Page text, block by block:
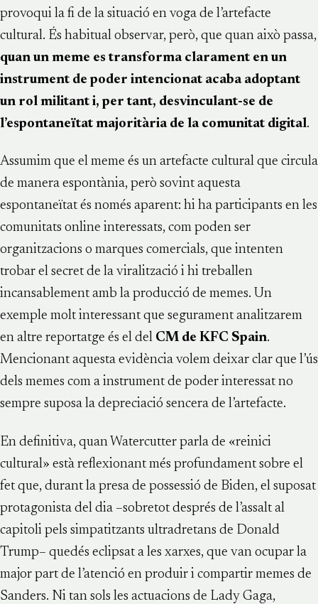
provoqui la fi de la situació en voga de l’artefacte
cultural. És habitual observar, però, que quan això passa,
quan un meme es transforma clarament en un
instrument de poder intencionat acaba adoptant
un rol militant i, per tant, desvinculant-se de
l’espontaneïtat majoritària de la comunitat digital.
Assumim que el meme és un artefacte cultural que circula
de manera espontània, però sovint aquesta
espontaneïtat és només aparent: hi ha participants en les
comunitats online interessats, com poden ser
organitzacions o marques comercials, que intenten
trobar el secret de la viralització i hi treballen
incansablement amb la producció de memes. Un
exemple molt interessant que segurament analitzarem
en altre reportatge és el del CM de KFC Spain.
Mencionant aquesta evidència volem deixar clar que l’ús
dels memes com a instrument de poder interessat no
sempre suposa la depreciació sencera de l’artefacte.
En definitiva, quan Watercutter parla de «reinici
cultural» està reflexionant més profundament sobre el
fet que, durant la presa de possessió de Biden, el suposat
protagonista del dia –sobretot després de l’assalt al
capitoli pels simpatitzants ultradretans de Donald
Trump– quedés eclipsat a les xarxes, que van ocupar la
major part de l’atenció en produir i compartir memes de
Sanders. Ni tan sols les actuacions de Lady Gaga,